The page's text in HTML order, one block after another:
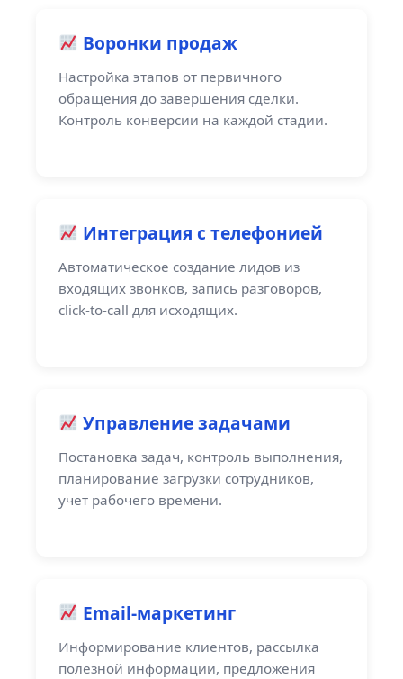
Воронки продаж
Настройка этапов от первичного
обращения до завершения сделки.
Контроль конверсии на каждой стадии.
Интеграция с телефонией
Автоматическое создание лидов из
входящих звонков, запись разговоров,
click-to-call для исходящих.
Управление задачами
Постановка задач, контроль выполнения,
планирование загрузки сотрудников,
учет рабочего времени.
Email-маркетинг
Информирование клиентов, рассылка
полезной информации, предложения